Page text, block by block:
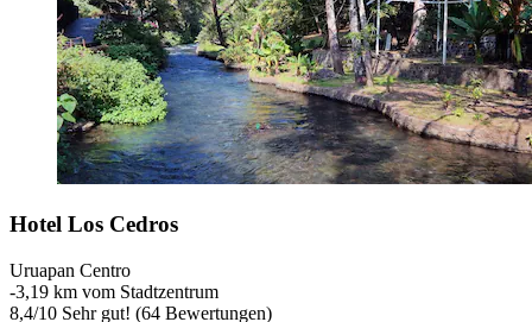
Hotel Los Cedros
Uruapan Centro
‐3,19 km vom Stadtzentrum
8,4/10 Sehr gut! (64 Bewertungen)